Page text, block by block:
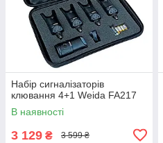
Набір сигналізаторів
клювання 4+1 Weida FA217
В наявності
3 129 ₴ 3 599 ₴